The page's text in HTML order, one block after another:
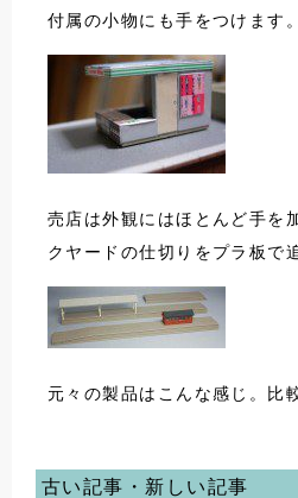
付属の小物にも手をつけます。
売店は外観にはほとんど手を
クヤードの仕切りをプラ板で
元々の製品はこんな感じ。比
古い記事・新しい記事